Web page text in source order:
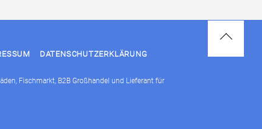
DATENSCHUTZERKLÄRUNG
Fischmarkt, B2B Großhandel und Lieferant für